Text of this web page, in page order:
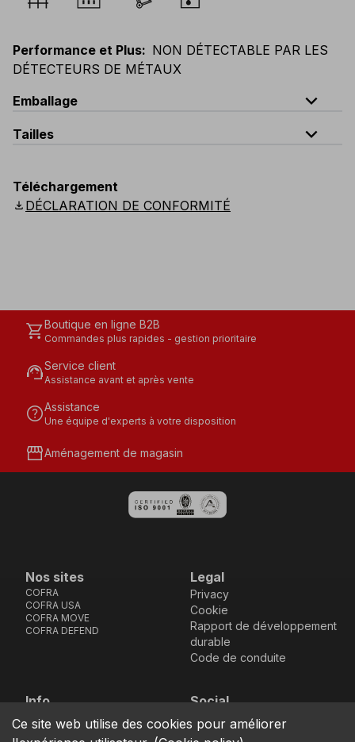
Performance et Plus: NON DÉTECTABLE PAR LES
DÉTECTEURS DE MÉTAUX
Emballage
expand_less
Tailles expand_less
Téléchargement
download DÉCLARATION DE CONFORMITÉ
shopping_cartBoutique en ligne B2B
Commandes plus rapides - gestion prioritaire
support_agentService client
Assistance avant et après vente
helpAssistance
Une équipe d'experts à votre disposition
storefrontAménagement de magasin
Nos sites
COFRA
COFRA USA
COFRA MOVE
COFRA DEFEND
Legal
Privacy
Cookie
Rapport de développement
durable
Code de conduite
Info
location_on
Via dell’Euro 53-57-59,
76121 Barletta - BT -
Social
Facebook
Instagram
Youtube
LinkedIn
Ce site web utilise des cookies pour améliorer